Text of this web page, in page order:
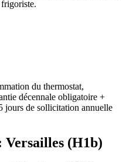
du thermostat,
décennale obligatoire +
jours de sollicitation annuelle
Versailles (H1b)